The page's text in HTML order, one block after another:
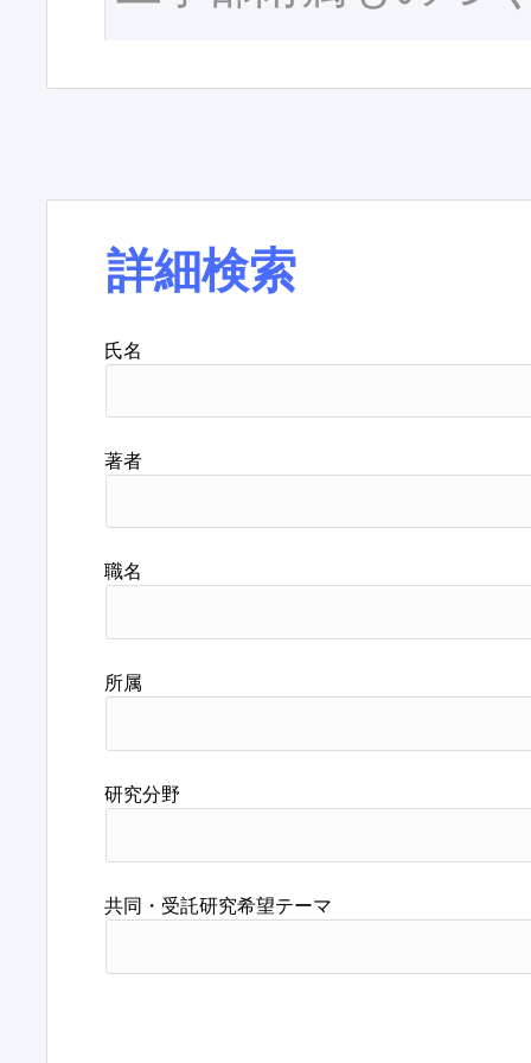
詳細検索
氏名
著者
職名
所属
研究分野
共同・受託研究希望テーマ